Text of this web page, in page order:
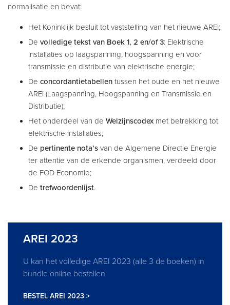
normalisatie en bevat:
Het Koninklijk besluit tot vaststelling van het nieuwe AREI;
De volledige tekst van Boek 1, 2 en/of 3: Elektrische
installaties op laagspanning, hoogspanning en voor
transmissie en distributie van elektrische energie;
De concordantietabellen tussen het oude en het nieuwe
AREI (Laagspanning, Hoogspanning en Transmissie en
Distributie);
Het onderdeel van de Welzijnscodex met betrekking tot
elektrische installaties;
De pertinente nota’s van de Algemene Directie Energie
ter attentie van de erkende organismen, verdeeld door
de FOD Economie;
De trefwoordenlijst.
AREI 2023
U kan het volledige AREI 2023 (alle 3 de boeken) in
bundle online bestellen
BESTEL AREI 2023 >